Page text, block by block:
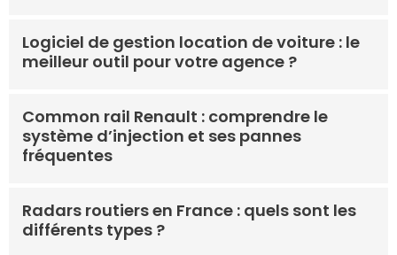
Logiciel de gestion location de voiture : le
meilleur outil pour votre agence ?
Common rail Renault : comprendre le
système d’injection et ses pannes
fréquentes
Radars routiers en France : quels sont les
différents types ?